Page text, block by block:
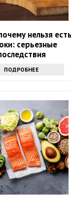
нельзя есть
серьезные
ПОДРОБНЕЕ